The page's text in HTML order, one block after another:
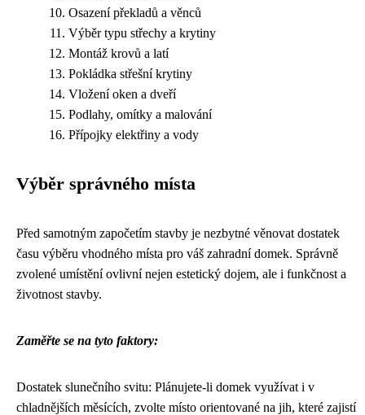
Osazení překladů a věnců
Výběr typu střechy a krytiny
Montáž krovů a latí
Pokládka střešní krytiny
Vložení oken a dveří
Podlahy, omítky a malování
Přípojky elektřiny a vody
Výběr správného místa
Před samotným započetím stavby je nezbytné věnovat dostatek
času výběru vhodného místa pro váš zahradní domek. Správně
zvolené umístění ovlivní nejen estetický dojem, ale i funkčnost a
životnost stavby.
Zaměřte se na tyto faktory:
Dostatek slunečního svitu: Plánujete-li domek využívat i v
chladnějších měsících, zvolte místo orientované na jih, které zajistí